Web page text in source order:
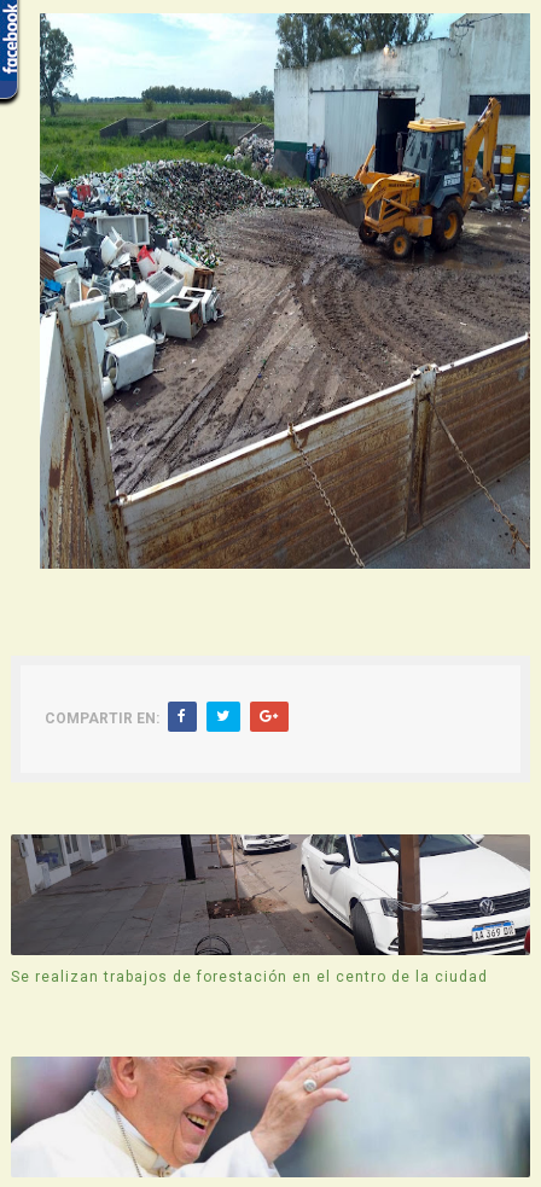
COMPARTIR EN:
Se realizan trabajos de forestación en el centro de la ciudad